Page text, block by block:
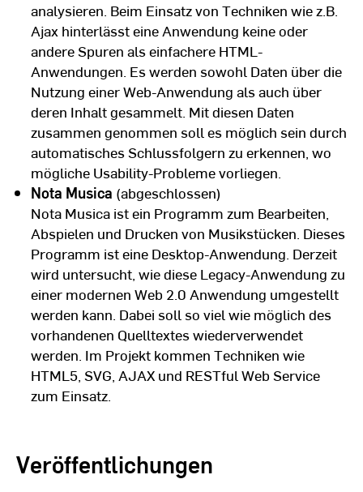
analysieren. Beim Einsatz von Techniken wie z.B.
Ajax hinterlässt eine Anwendung keine oder
andere Spuren als einfachere HTML-
Anwendungen. Es werden sowohl Daten über die
Nutzung einer Web-Anwendung als auch über
deren Inhalt gesammelt. Mit diesen Daten
zusammen genommen soll es möglich sein durch
automatisches Schlussfolgern zu erkennen, wo
mögliche Usability-Probleme vorliegen.
Nota Musica (abgeschlossen)
Nota Musica ist ein Programm zum Bearbeiten,
Abspielen und Drucken von Musikstücken. Dieses
Programm ist eine Desktop-Anwendung. Derzeit
wird untersucht, wie diese Legacy-Anwendung zu
einer modernen Web 2.0 Anwendung umgestellt
werden kann. Dabei soll so viel wie möglich des
vorhandenen Quelltextes wiederverwendet
werden. Im Projekt kommen Techniken wie
HTML5, SVG, AJAX und RESTful Web Service
zum Einsatz.
Veröffentlichungen